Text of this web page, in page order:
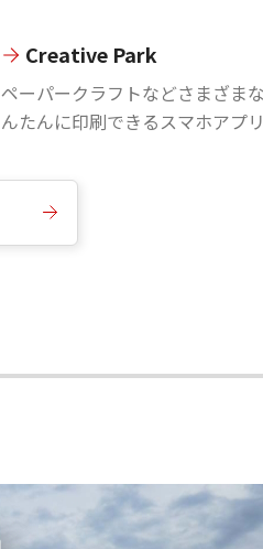
Creative Park
ペーパークラフトなどさまざま
んたんに印刷できるスマホアプリ